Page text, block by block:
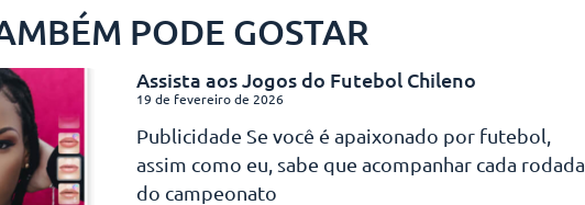
PODE GOSTAR
Assista aos Jogos do Futebol Chileno
19 de fevereiro de 2026
Publicidade Se você é apaixonado por futebol,
assim como eu, sabe que acompanhar cada rodada
do campeonato